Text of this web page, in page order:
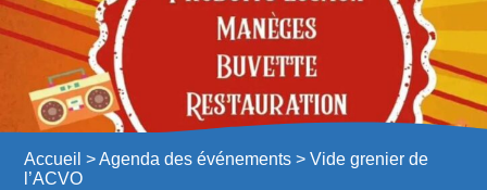
Accueil >Agenda des événements > Vide grenier de
l’ACVO